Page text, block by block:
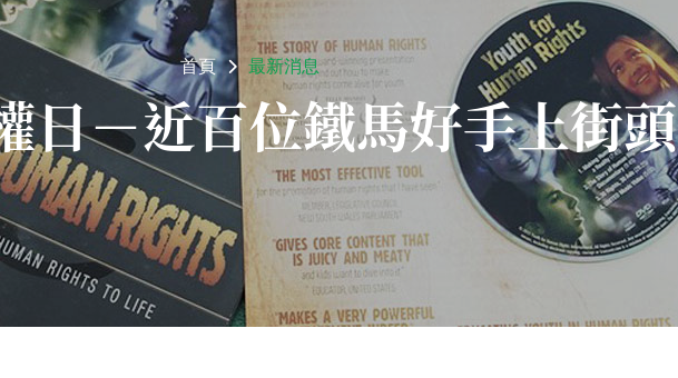
首頁 最新消息
日－近百位鐵馬好手上街頭